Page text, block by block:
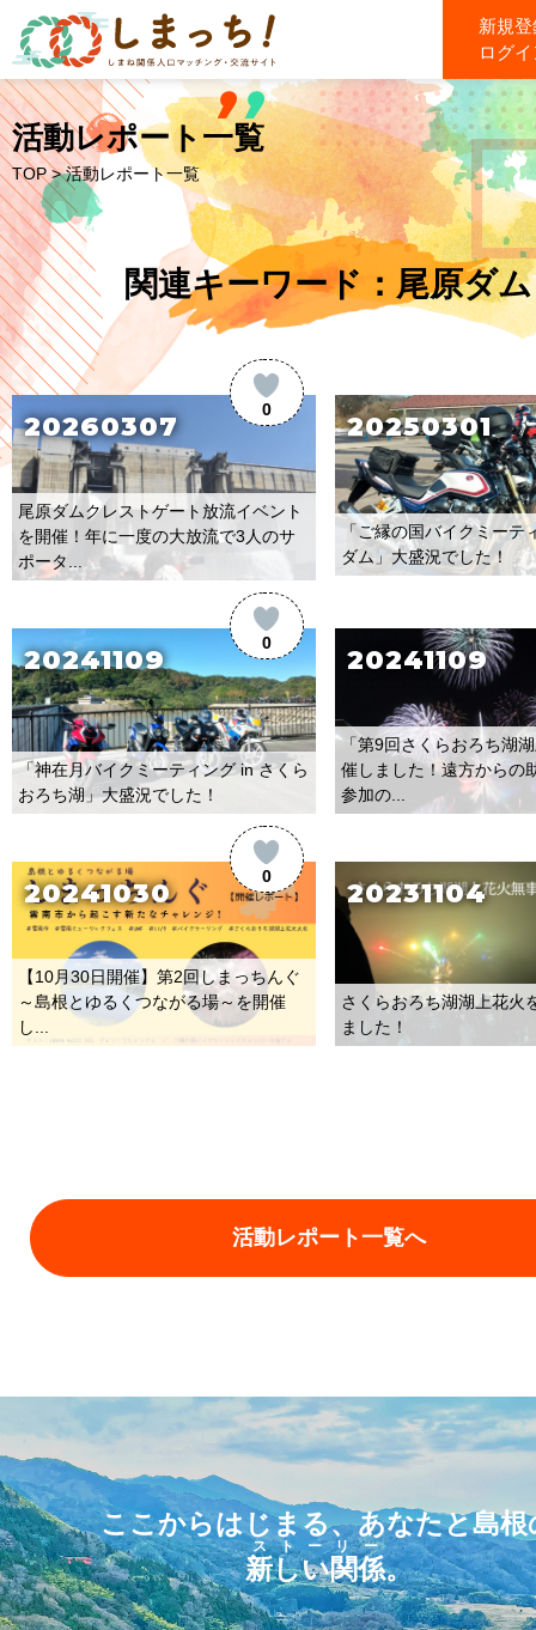
新規
ログ
活動レポート一覧
TOP > 活動レポート一覧
関連キーワード：尾原ダム
0
20260307
尾原ダムクレストゲート放流イベント
を開催！年に一度の大放流で3人のサ
ポータ...
20250301
「ご縁の国バイクミーテ
ダム」大盛況でした！
0
20241109
「神在月バイクミーティング in さくら
おろち湖」大盛況でした！
20241109
「第9回さくらおろち湖
催しました！遠方からの
参加の...
0
20241030
【10月30日開催】第2回しまっちんぐ
～島根とゆるくつながる場～を開催
し...
20231104
さくらおろち湖湖上花火
ました！
活動レポート一覧へ
ここからはじまる、あなたと島根
新しい関係
ストーリー
。